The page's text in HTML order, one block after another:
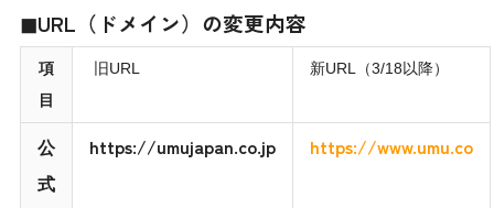
◼︎URL（ドメイン）の変更内容
項
目
旧URL 新URL（3/18以降）
公
式
https://umujapan.co.jp https://www.umu.co